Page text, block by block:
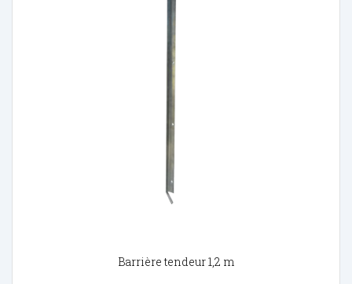
Barrière tendeur 1,2 m